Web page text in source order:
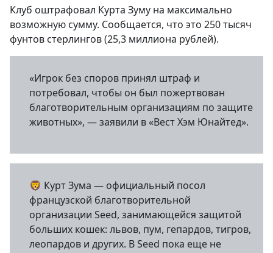
Клуб оштрафовал Курта Зуму на максимально
возможную сумму. Сообщается, что это 250 тысяч
фунтов стерлингов (25,3 миллиона рублей).
«Игрок без споров принял штраф и
потребовал, чтобы он был пожертвован
благотворительным организациям по защите
животных», — заявили в «Вест Хэм Юнайтед».
🦁 Курт Зума — официальный посол
французской благотворительной
организации Seed, занимающейся защитой
больших кошек: львов, пум, гепардов, тигров,
леопардов и других. В Seed пока еще не